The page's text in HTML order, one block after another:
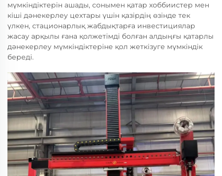
мүмкіндіктерін ашады, сонымен қатар хоббиистер мен
кіші дәнекерлеу цехтары үшін қазірдің өзінде тек
үлкен, стационарлық жабдықтарға инвестициялар
жасау арқылы ғана қолжетімді болған алдыңғы қатарлы
дәнекерлеу мүмкіндіктеріне қол жеткізуге мүмкіндік
береді.